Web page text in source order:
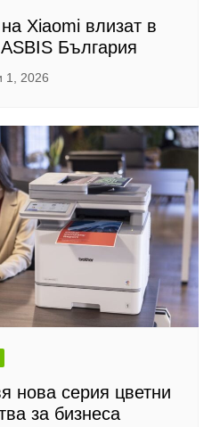
Xiaomi влизат в
България
1, 2026
нова серия цветни
за бизнеса